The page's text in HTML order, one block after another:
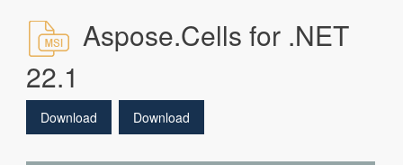
Aspose.Cells for .NET
22.1
Download Download